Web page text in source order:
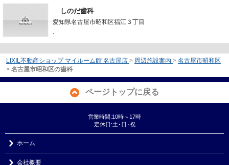
しのだ歯科
愛知県名古屋市昭和区福江３丁目
-
LIXIL不動産ショップ マイルーム館 名古屋店 > 周辺施設案内 > 名古屋市昭和区
> 名古屋市昭和区の歯科
ページトップに戻る
営業時間:10時～17時
定休日:土･日･祝
ホーム
会社概要